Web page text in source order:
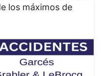
los máximos de